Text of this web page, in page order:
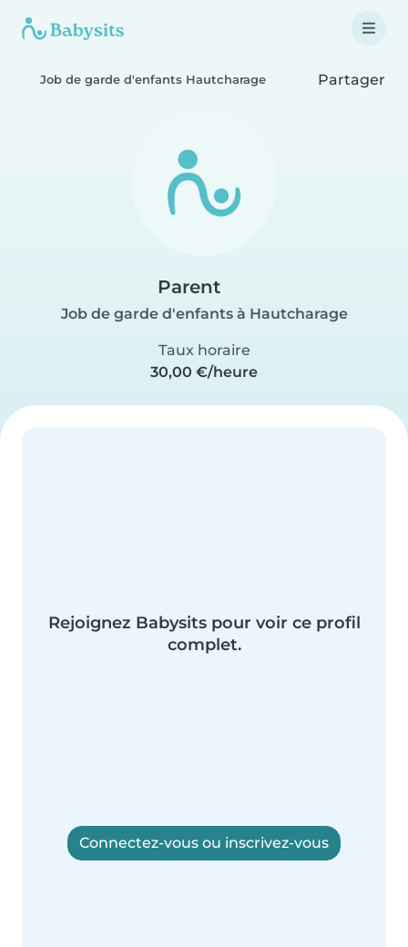
Job de garde d'enfants Hautcharage Partager
Parent
Job de garde d'enfants à Hautcharage
Taux horaire
30,00 €/heure
Rejoignez Babysits pour voir ce profil
complet.
Connectez-vous ou inscrivez-vous